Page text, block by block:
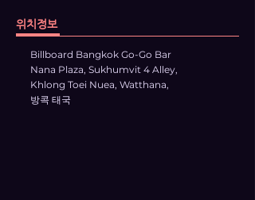
위치정보
Billboard Bangkok Go-Go Bar
Nana Plaza, Sukhumvit 4 Alley,
Khlong Toei Nuea, Watthana,
방콕 태국